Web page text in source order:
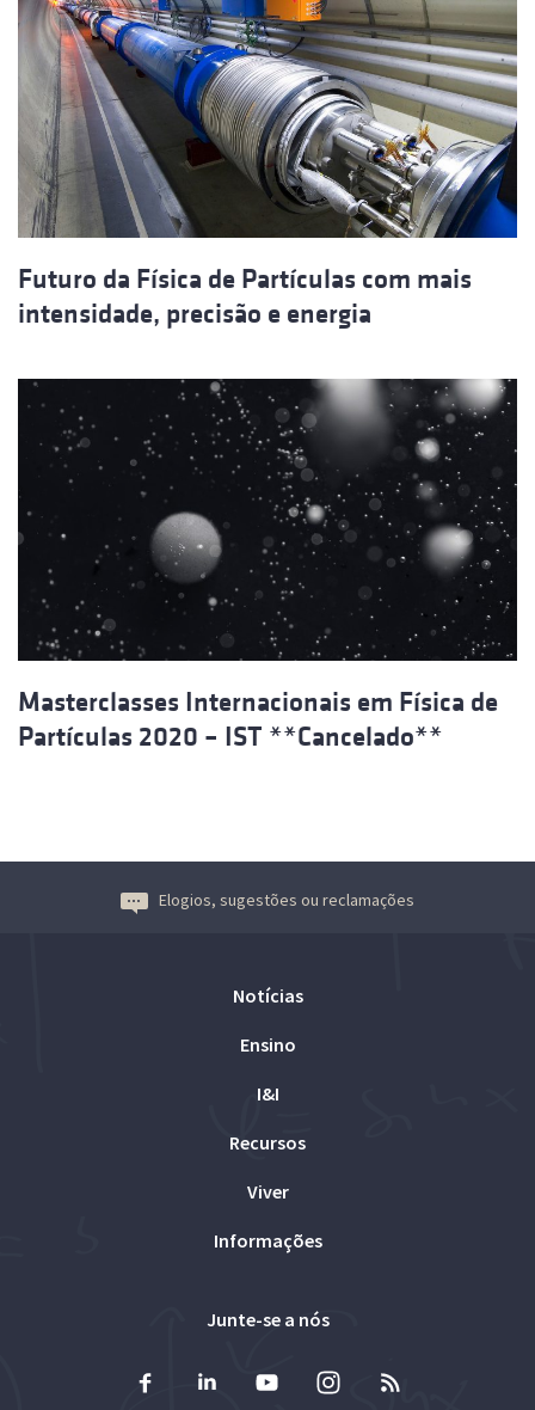
Futuro da Física de Partículas com mais
intensidade, precisão e energia
Masterclasses Internacionais em Física de
Partículas 2020 – IST **Cancelado**
Elogios, sugestões ou reclamações
Notícias
Ensino
I&I
Recursos
Viver
Informações
Junte-se a nós